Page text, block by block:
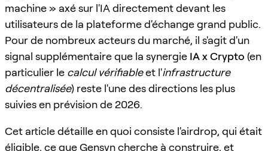
machine » axé sur l'IA directement devant les
utilisateurs de la plateforme d'échange grand public.
Pour de nombreux acteurs du marché, il s'agit d'un
signal supplémentaire que la synergie IA x Crypto (en
particulier le calcul vérifiableet l'infrastructure
décentralisée) reste l'une des directions les plus
suivies en prévision de 2026.
Cet article détaille en quoi consiste l'airdrop, qui était
éligible, ce que Gensyn cherche à construire, et